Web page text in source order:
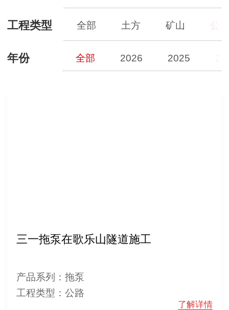
工程类型 全部 土方 矿山 公
年份 全部 2026 2025
三一拖泵在歌乐山隧道施工
产品系列：拖泵
工程类型：公路
了解详情